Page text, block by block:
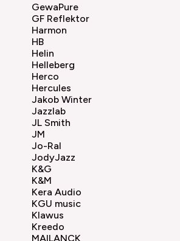
GewaPure
GF Reflektor
Harmon
HB
Helin
Helleberg
Herco
Hercules
Jakob Winter
Jazzlab
JL Smith
JM
Jo-Ral
JodyJazz
K&G
K&M
Kera Audio
KGU music
Klawus
Kreedo
MAILANCK